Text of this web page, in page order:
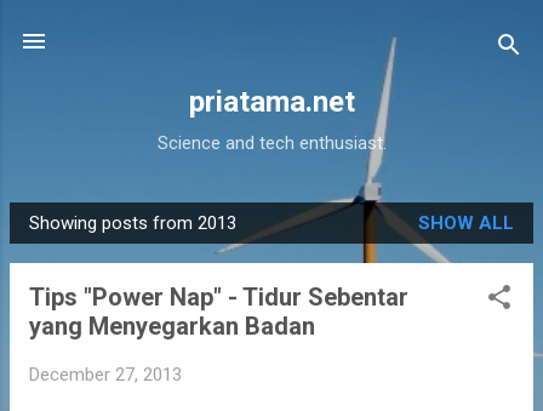
priatama.net
Science and tech enthusiast.
P
o
Showing posts from 2013 SHOW ALL
Tips "Power Nap" - Tidur Sebentar
yang Menyegarkan Badan
December 27, 2013